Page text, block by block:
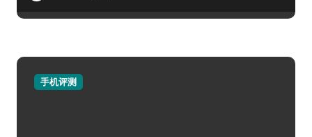
手机评测